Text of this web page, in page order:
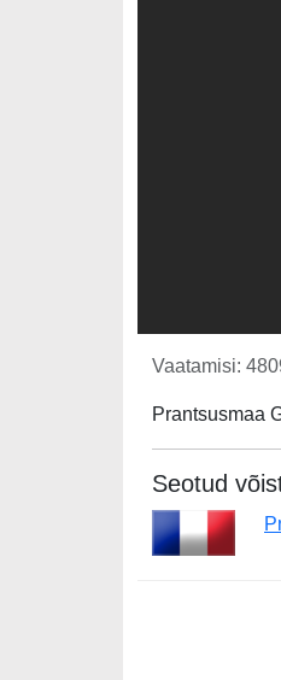
Vaatamisi:
Prantsusmaa
Seotud